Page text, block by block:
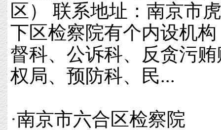
区） 联系地址：南京市
下区检察院有个内设机
督科、公诉科、反贪污
权局、预防科、民...
·南京市六合区检察院